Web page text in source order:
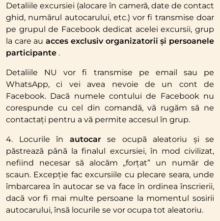
Detaliile excursiei (alocare în cameră, date de contact
ghid, numărul autocarului, etc.) vor fi transmise doar
pe grupul de Facebook dedicat acelei excursii, grup
la care auacces exclusiv organizatorii și persoanele
participante .
Detaliile NU vor fi transmise pe email sau pe
WhatsApp, ci vei avea nevoie de un cont de
Facebook. Dacă numele contului de Facebook nu
corespunde cu cel din comandă, vă rugăm să ne
contactați pentru a vă permite accesul în grup.
4. Locurile în autocar se ocupă aleatoriu și se
păstrează până la finalul excursiei, în mod civilizat,
nefiind necesar să alocăm „forțat” un număr de
scaun. Excepție fac excursiile cu plecare seara, unde
îmbarcarea în autocar se va face în ordinea înscrierii,
dacă vor fi mai multe persoane la momentul sosirii
autocarului, însă locurile se vor ocupa tot aleatoriu.